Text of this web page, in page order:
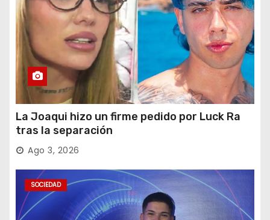
La Joaqui hizo un firme pedido por Luck Ra
tras la separación
Ago 3, 2026
SOCIEDAD